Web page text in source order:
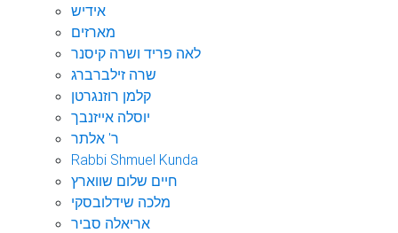
אידיש
מארזים
לאה פריד ושרה קיסנר
שרה זילברברג
קלמן רוזנגרטן
יוסלה אייזנבך
ר' אלתר
Rabbi Shmuel Kunda
חיים שלום שווארץ
מלכה שידלובסקי
אריאלה סביר